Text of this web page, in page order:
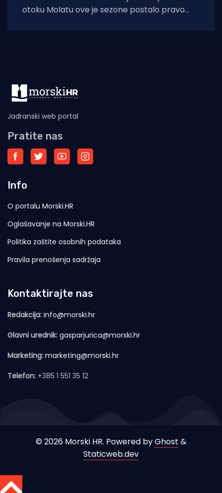
otoku Molatu ove je sezone postalo pravo
Jadranski web portal
Pratite nas
Info
O portalu Morski.HR
Oglašavanje na Morski.HR
Politika zaštite osobnih podataka
Pravila prenošenja sadržaja
Kontaktirajte nas
Redakcija: info@morski.hr
Glavni urednik: gasparjurica@morski.hr
Marketing: marketing@morski.hr
Telefon: +385 1 551 35 12
© 2026 Morski HR. Powered byGhost &
Staticweb.dev